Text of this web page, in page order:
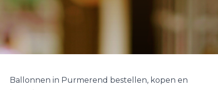
Ballonnen in Purmerend bestellen, kopen en